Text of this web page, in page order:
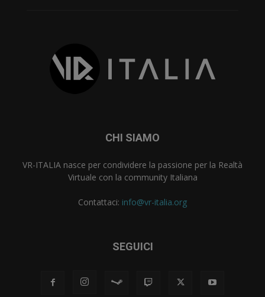
CHI SIAMO
VR-ITALIA nasce per condividere la passione per la Realtà
Virtuale con la community Italiana
Contattaci: info@vr-italia.org
SEGUICI